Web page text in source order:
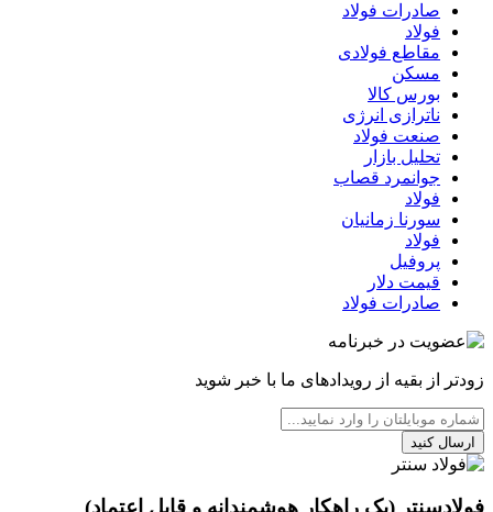
صادرات فولاد
فولاد
مقاطع فولادی
مسکن
بورس کالا
ناترازی انرژی
صنعت فولاد
تحلیل بازار
جوانمرد قصاب
فولاد
سورنا زمانیان
فولاد
پروفیل
قیمت دلار
صادرات فولاد
زودتر از بقیه از رویدادهای ما با خبر شوید
ارسال کنید
فولادسنتر (یک راهکار هوشمندانه و قابل اعتماد)